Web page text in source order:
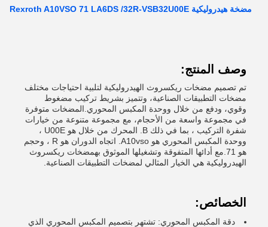
مضخة هيدروليكية Rexroth A10VSO 71 LA6DS /32R-VSB32U00E
وصف المنتج:
تم تصميم مضخات ريكسروث الهيدروليكية لتلبية احتياجات مختلف
مضخات التطبيقات الصناعية، وتتميز بشريط تركيب مضغوط
وقوي، ودفع من خلال ووحدة المكبس المحوري.المضخات متوفرة
في مجموعة واسعة من الأحجام، مع مجموعة متنوعة من خيارات
شفرة التركيب ، بما في ذلك B. المحرك من خلال هو U00E ،
ووحدة المكبس المحوري هو A10vso. اتجاه الدوران هو R ، وحجم
هو 71.مع أدائها المتفوقة وتشغيلها الموثوق بهمضخات ريكسروث
الهيدروليكية هي الخيار المثالي لمضخات التطبيقات الصناعية.
الخصائص:
دقة المكبس المحوري: تشتهر بتصميم المكبس المحوري الذي